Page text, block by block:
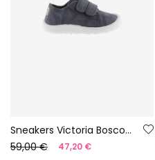
Sneakers Victoria Bosco barefoot in tela colore notte
59,00 €
47,20 €